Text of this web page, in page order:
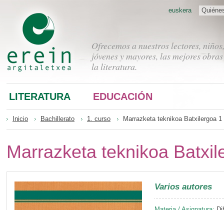
Ofrecemos a nuestros lectores, niños,
jóvenes y mayores, las mejores
la literatura.
euskera
LITERATURA EDUCACIÓN
Inicio Bachillerato 1. curso Marrazketa teknikoa Batxilergoa 1
Marrazketa teknikoa
Varios autores